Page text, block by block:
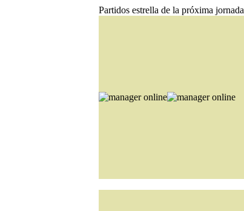
Partidos estrella de la próxima jornada